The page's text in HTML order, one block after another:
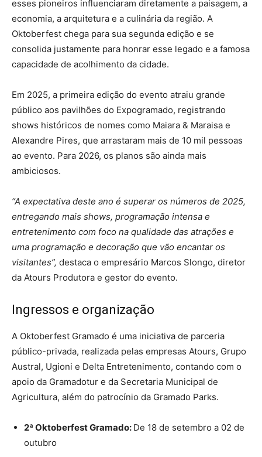
esses pioneiros influenciaram diretamente a paisagem, a
economia, a arquitetura e a culinária da região. A
Oktoberfest chega para sua segunda edição e se
consolida justamente para honrar esse legado e a famosa
capacidade de acolhimento da cidade.
Em 2025, a primeira edição do evento atraiu grande
público aos pavilhões do Expogramado, registrando
shows históricos de nomes como Maiara & Maraisa e
Alexandre Pires, que arrastaram mais de 10 mil pessoas
ao evento. Para 2026, os planos são ainda mais
ambiciosos.
“A expectativa deste ano é superar os números de 2025,
entregando mais shows, programação intensa e
entretenimento com foco na qualidade das atrações e
uma programação e decoração que vão encantar os
visitantes”, destaca o empresário Marcos Slongo, diretor
da Atours Produtora e gestor do evento.
Ingressos e organização
A Oktoberfest Gramado é uma iniciativa de parceria
público-privada, realizada pelas empresas Atours, Grupo
Austral, Ugioni e Delta Entretenimento, contando com o
apoio da Gramadotur e da Secretaria Municipal de
Agricultura, além do patrocínio da Gramado Parks.
2ª Oktoberfest Gramado: De 18 de setembro a 02 de
outubro